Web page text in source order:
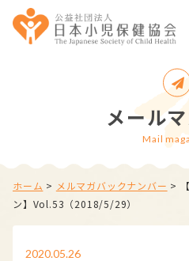
メール
Mail
ホーム > メルマガバックナンバー >
ン】Vol.53（2018/5/29）
2020.05.26